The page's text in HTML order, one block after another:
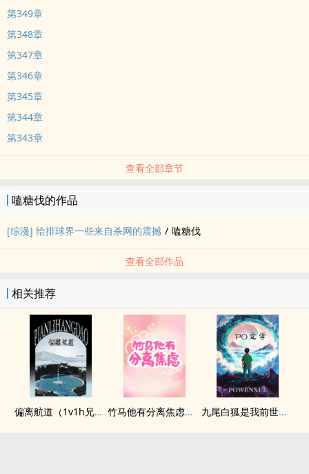
第349章
第348章
第347章
第346章
第345章
第344章
第343章
查看全部章节
嗑糖伐的作品
[综漫] 给排球界一些来自杀网的震撼 / 嗑糖伐
查看全部作品
相关推荐
偏离航道（1v1h兄妹骨科bg） 竹马他有分离焦虑（1v1） 九尾白狐是我前世妻（futa 百合）